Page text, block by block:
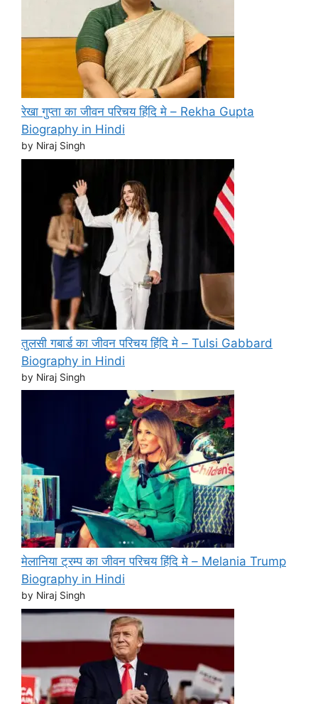
रेखा गुप्ता का जीवन परिचय हिंदि मे – Rekha Gupta
Biography in Hindi
by Niraj Singh
तुलसी गबार्ड का जीवन परिचय हिंदि मे – Tulsi Gabbard
Biography in Hindi
by Niraj Singh
मेलानिया ट्रम्प का जीवन परिचय हिंदि मे – Melania Trump
Biography in Hindi
by Niraj Singh